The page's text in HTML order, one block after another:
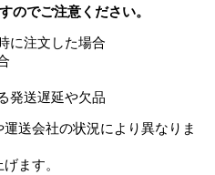
のでご注意ください。
に注文した場合
発送遅延や欠品
送会社の状況により異なりま
ます。